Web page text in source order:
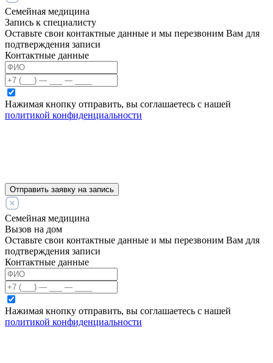
Семейная медицина
Запись к специалисту
Оставьте свои контактные данные и мы перезвоним Вам для
подтверждения записи
Контактные данные
Нажимая кнопку отправить, вы соглашаетесь с нашей
политикой конфиденциальности
Отправить заявку на запись
Семейная медицина
Вызов на дом
Оставьте свои контактные данные и мы перезвоним Вам для
подтверждения записи
Контактные данные
Нажимая кнопку отправить, вы соглашаетесь с нашей
политикой конфиденциальности